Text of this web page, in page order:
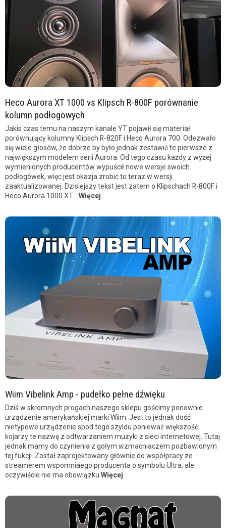
Heco Aurora XT 1000 vs Klipsch R-800F porównanie
kolumn podłogowych
Jakis czas temu na naszym kanale YT pojawił się materiał
porównujący kolumny Klipsch R-820F i Heco Aurora 700. Odezwało
się wiele głosów, że dobrze by było jednak zestawić te pierwsze z
największym modelem serii Aurora. Od tego czasu każdy z wyżej
wymienionych producentów wypuścił nowe wersje swoich
podłogówek, więc jest okazja zrobić to teraz w wersji
zaaktualizowanej. Dzisiejszy tekst jest zatem o Klipschach R-800F i
Heco Aurora 1000 XT. Więcej
Wiim Vibelink Amp - pudełko pełne dźwięku
Dziś w skromnych progach naszego sklepu gościmy ponownie
urządzenie amerykańskiej marki Wiim. Jest to jednak dość
nietypowe urządzenie spod tego szyldu ponieważ większość
kojarzy te nazwę z odtwarzaniem muzyki z sieci internetowej. Tutaj
jednak mamy do czynienia z gołym wzmacniaczem pozbawionym
tej fukcji. Został zaprojektowany głównie do współpracy ze
streamerem wspomniaego producenta o symbolu Ultra, ale
oczywiście nie ma obowiązku Więcej